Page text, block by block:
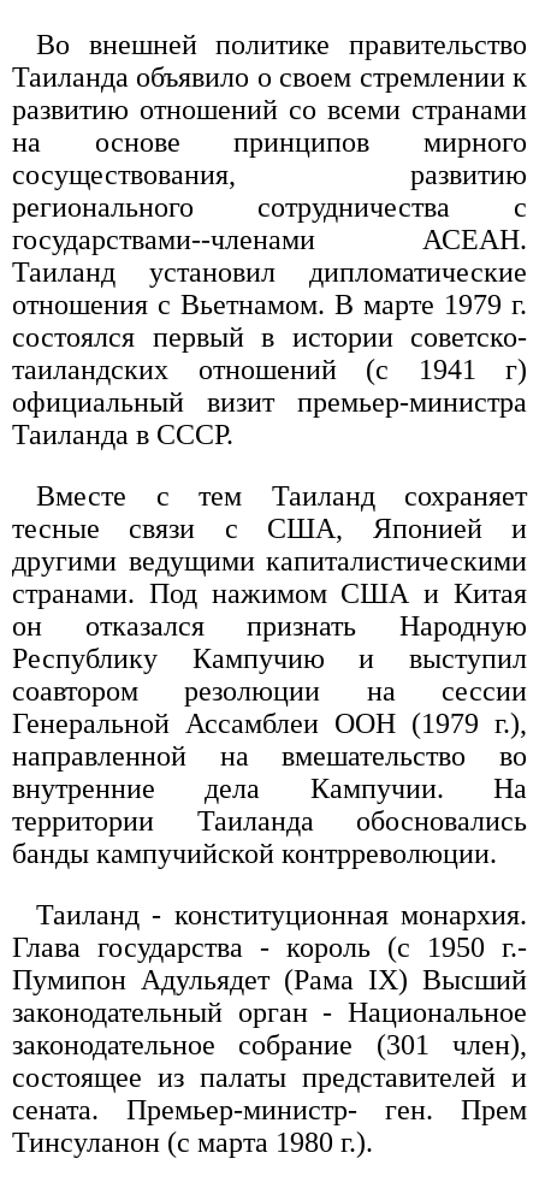
Во внешней политике правительство
Таиланда объявило о своем стремлении к
развитию отношений со всеми странами
на основе принципов мирного
сосуществования, развитию
регионального сотрудничества с
государствами--членами АСЕАН.
Таиланд установил дипломатические
отношения с Вьетнамом. В марте 1979 г.
состоялся первый в истории советско-
таиландских отношений (с 1941 г)
официальный визит премьер-министра
Таиланда в СССР.
Вместе с тем Таиланд сохраняет
тесные связи с США, Японией и
другими ведущими капиталистическими
странами. Под нажимом США и Китая
он отказался признать Народную
Республику Кампучию и выступил
соавтором резолюции на сессии
Генеральной Ассамблеи ООН (1979 г.),
направленной на вмешательство во
внутренние дела Кампучии. На
территории Таиланда обосновались
банды кампучийской контрреволюции.
Таиланд - конституционная монархия.
Глава государства - король (с 1950 г.-
Пумипон Адульядет (Рама IX) Высший
законодательный орган - Национальное
законодательное собрание (301 член),
состоящее из палаты представителей и
сената. Премьер-министр- ген. Прем
Тинсуланон (с марта 1980 г.).